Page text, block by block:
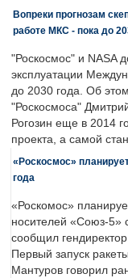
Вопреки прогнозам
работе МКС - пока до
"Роскосмос" и NASA
эксплуатации
до 2030 года. Об
"Роскосмоса"
Рогозин еще в 2014
проекта, а самой
«Роскосмос»
года
«Роскомос»
носителей «Союз-5»
сообщил
Первый запуск
Мантуров говорил